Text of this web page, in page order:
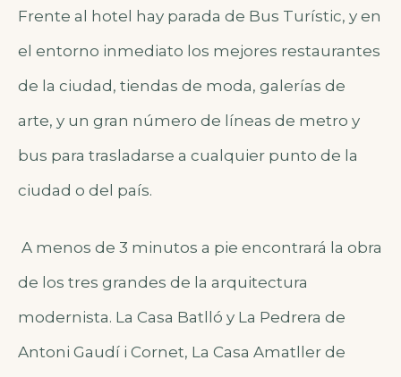
Frente al hotel hay parada de Bus Turístic, y en
el entorno inmediato los mejores restaurantes
de la ciudad, tiendas de moda, galerías de
arte, y un gran número de líneas de metro y
bus para trasladarse a cualquier punto de la
ciudad o del país.
A menos de 3 minutos a pie encontrará la obra
de los tres grandes de la arquitectura
modernista. La Casa Batlló y La Pedrera de
Antoni Gaudí i Cornet, La Casa Amatller de